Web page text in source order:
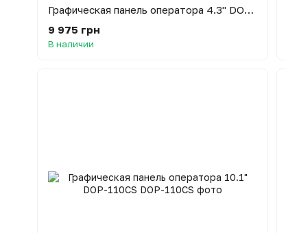
Графическая панель оператора 4.3" DOP-103SQ
9 975 грн
В наличии